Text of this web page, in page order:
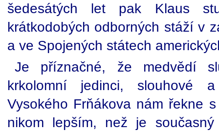
šedesátých let pak Klaus
krátkodobých odborných stáží v
a ve Spojených státech
Je příznačné, že medvědí
krkolomní jedinci, slouhové
Vysokého Frňákova nám řekne
nikom lepším, než je